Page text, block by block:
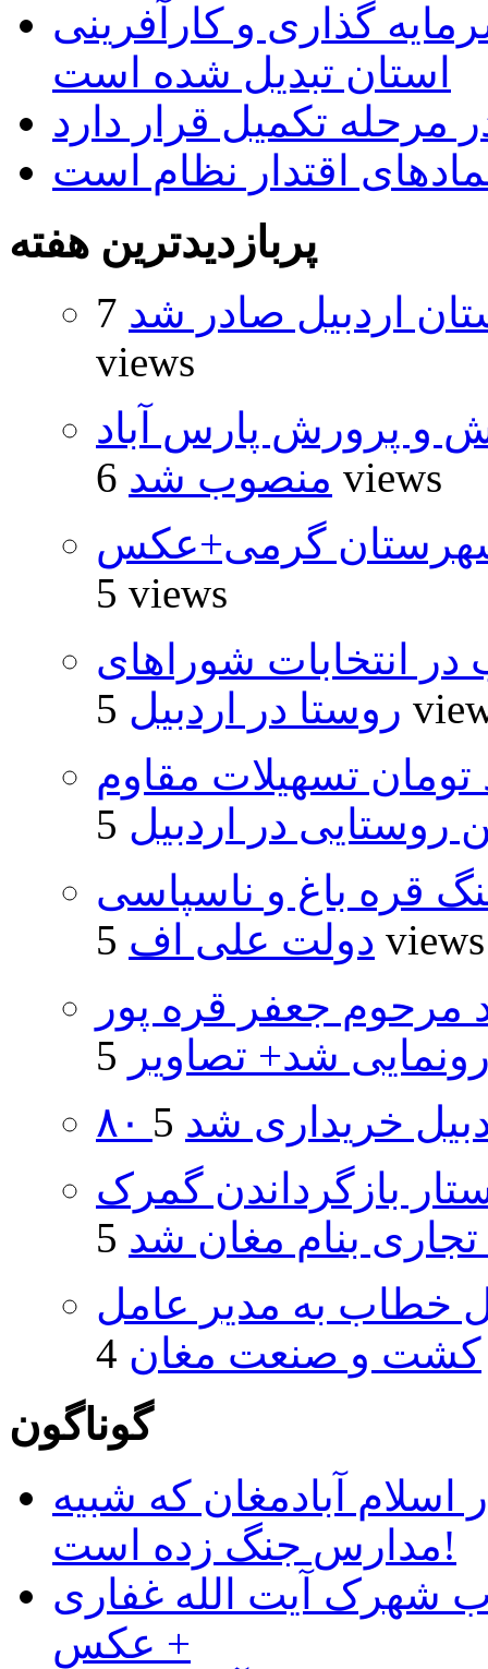
گذاری و کارآفرینی
استان تبدیل شده است
مرحله تکمیل قرار دارد
اقتدار نظام است
پربازدیدترین هفته
اردبیل صادر شد 7
views
و پرورش پارس آباد
منصوب شد 6 views
گرمی+عکس
5 views
۵۰۰۰ داوطلب در انتخابات شوراهای
روستا در اردبیل 5
و ۴۸۰ میلیارد تومان تسهیلات مقاوم
در اردبیل
قره باغ و ناسپاسی
دولت علی اف 5 views
مرحوم جعفر قره پور
شد+ تصاویر
خریداری شد
بازگرداندن گمرک
تجاری بنام مغان شد
خطاب به مدیر عامل
کشت و صنعت مغان
گوناگون
آبادمغان که شبیه
مدارس جنگ زده است!
شهرک آیت الله غفاری
+ عکس